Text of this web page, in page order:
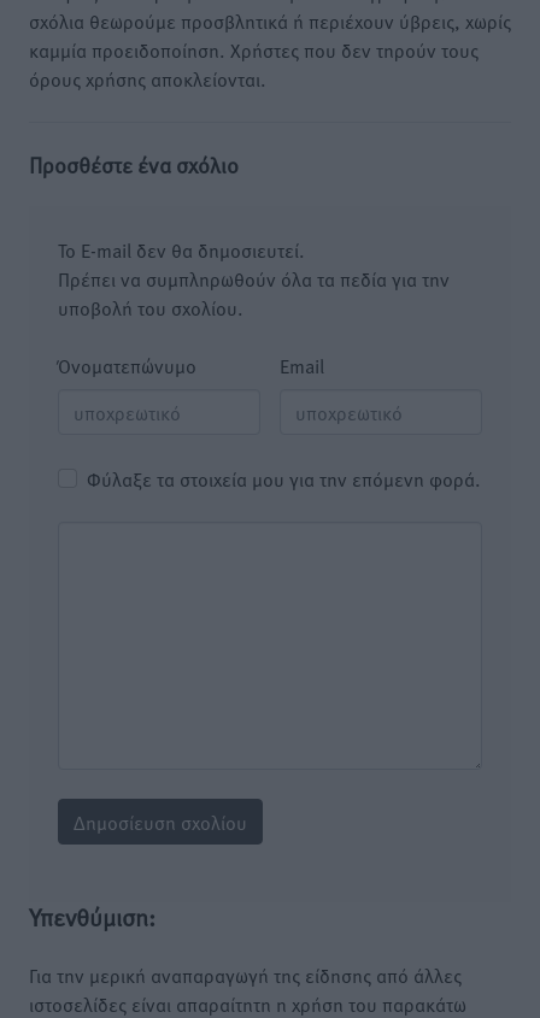
σχόλια θεωρούμε προσβλητικά ή περιέχουν ύβρεις, χωρίς
καμμία προειδοποίηση. Χρήστες που δεν τηρούν τους
όρους χρήσης αποκλείονται.
Προσθέστε ένα σχόλιο
Το E-mail δεν θα δημοσιευτεί.
Πρέπει να συμπληρωθούν όλα τα πεδία για την
υποβολή του σχολίου.
Όνοματεπώνυμο Email
Φύλαξε τα στοιχεία μου για την επόμενη φορά.
Υπενθύμιση:
Για την μερική αναπαραγωγή της είδησης από άλλες
ιστοσελίδες είναι απαραίτητη η χρήση του παρακάτω